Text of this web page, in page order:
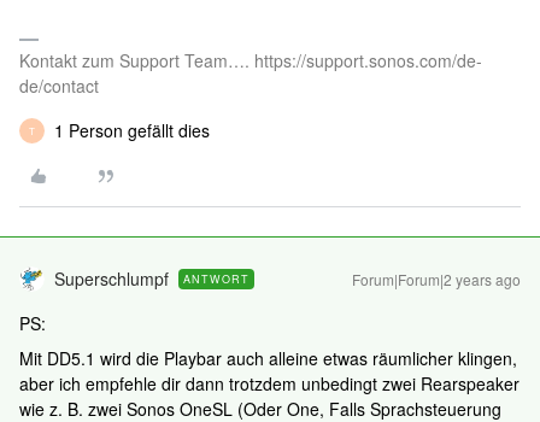
Kontakt zum Support Team…. https://support.sonos.com/de-
de/contact
T 1 Person gefällt dies
Superschlumpf ANTWORT Forum|Forum|2 years ago
PS:
Mit DD5.1 wird die Playbar auch alleine etwas räumlicher klingen,
aber ich empfehle dir dann trotzdem unbedingt zwei Rearspeaker
wie z. B. zwei Sonos OneSL (Oder One, Falls Sprachsteuerung